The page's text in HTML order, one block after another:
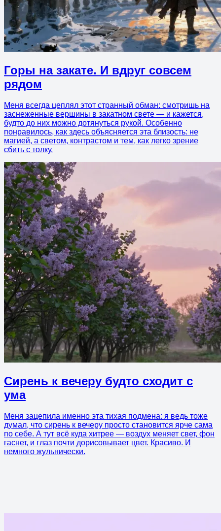
Горы на закате. И вдруг совсем
рядом
Меня всегда цеплял этот странный обман: смотришь на
заснеженные вершины в закатном свете — и кажется,
будто до них можно дотянуться рукой. Особенно
понравилось, как здесь объясняется эта близость: не
магией, а светом, контрастом и тем, как легко зрение
сбить с толку.
Сирень к вечеру будто сходит с
ума
Меня зацепила именно эта тихая подмена: я ведь тоже
думал, что сирень к вечеру просто становится ярче сама
по себе. А тут всё куда хитрее — воздух меняет свет, фон
гаснет, и глаз почти дорисовывает цвет. Красиво. И
немного жульнически.